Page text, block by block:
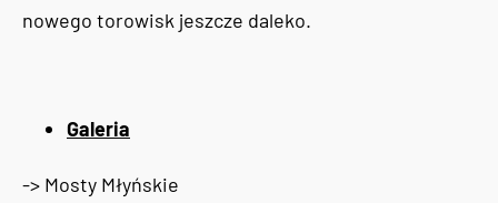
nowego torowisk jeszcze daleko.
Galeria
-> Mosty Młyńskie